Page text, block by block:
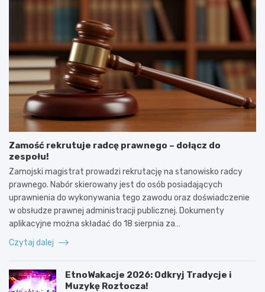
Zamość rekrutuje radcę prawnego – dołącz do
zespołu!
Zamojski magistrat prowadzi rekrutację na stanowisko radcy
prawnego. Nabór skierowany jest do osób posiadających
uprawnienia do wykonywania tego zawodu oraz doświadczenie
w obsłudze prawnej administracji publicznej. Dokumenty
aplikacyjne można składać do 18 sierpnia za…
Czytaj dalej
EtnoWakacje 2026: Odkryj Tradycje i
Muzykę Roztocza!